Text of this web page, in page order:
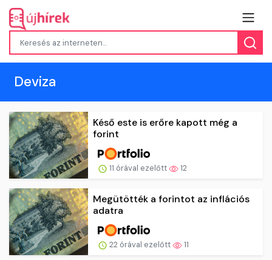
Deviza
Késő este is erőre kapott még a
forint
11 órával ezelőtt 12
Megütötték a forintot az inflációs
adatra
22 órával ezelőtt 11